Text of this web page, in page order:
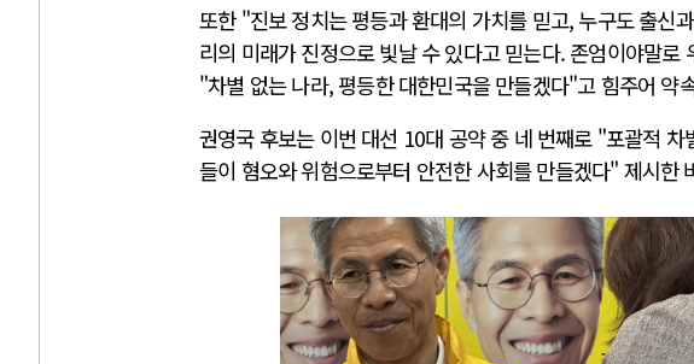
또한 "진보 정치는 평등과 환대의 가치를 믿고, 누구도 출신
리의 미래가 진정으로 빛날 수 있다고 믿는다. 존엄이야말
"차별 없는 나라, 평등한 대한민국을 만들겠다"고 힘주어 약
권영국 후보는 이번 대선 10대 공약 중 네 번째로 "포괄적
들이 혐오와 위험으로부터 안전한 사회를 만들겠다" 제시한